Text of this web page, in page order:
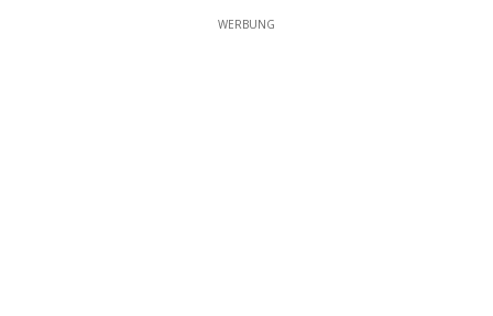
WERBUNG